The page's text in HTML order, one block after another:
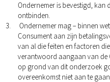
Ondernemer is bevestigd, kan
ontbinden.
Ondernemer mag – binnen
Consument aan zijn
van al die feiten en factoren
verantwoord aangaan van de
op grond van dit onderzoek
overeenkomst niet aan te